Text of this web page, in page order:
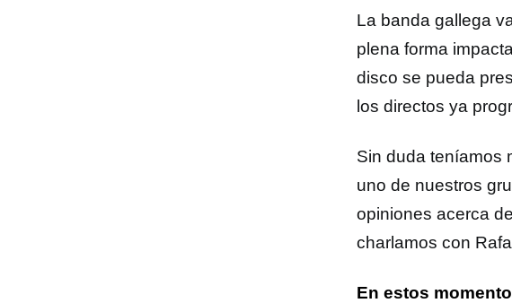
La banda gallega
plena forma
disco se pueda
los directos ya
Sin duda teníamos
uno de nuestros
opiniones acerca
charlamos con
En estos